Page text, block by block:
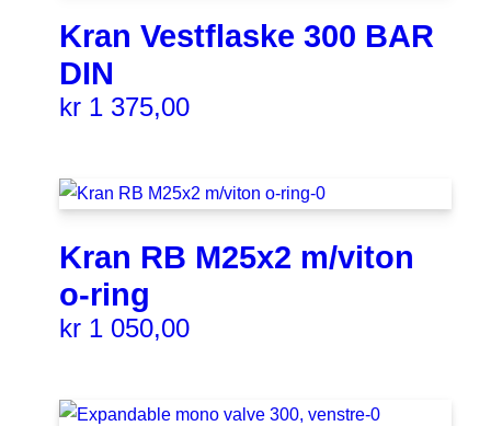
Kran Vestflaske 300 BAR
DIN
kr 1 375,00
Kran RB M25x2 m/viton
o-ring
kr 1 050,00